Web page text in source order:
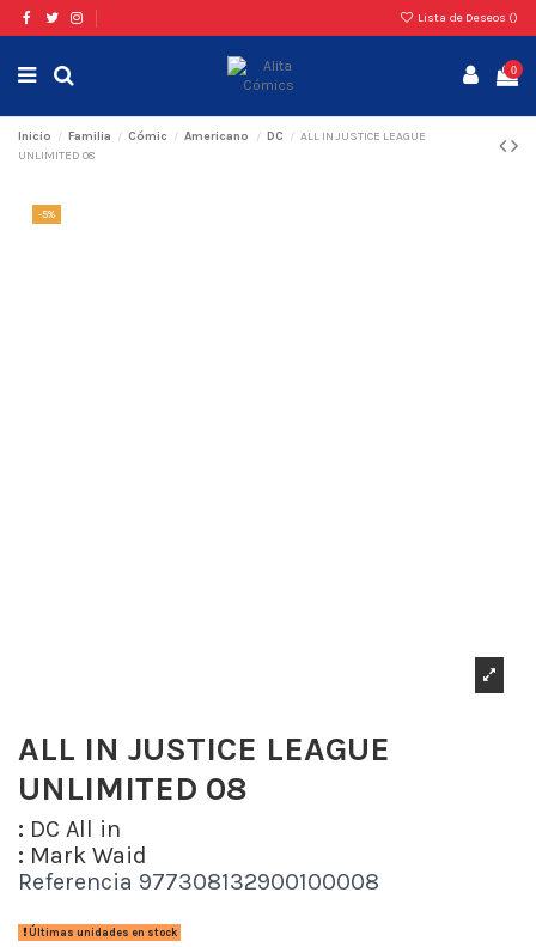
Lista de Deseos ()
0
Inicio Familia Cómic Americano DC
ALL IN JUSTICE LEAGUE
UNLIMITED 08
-5%
ALL IN JUSTICE LEAGUE
UNLIMITED 08
: DC All in
: Mark Waid
Referencia 977308132900100008
Últimas unidades en stock